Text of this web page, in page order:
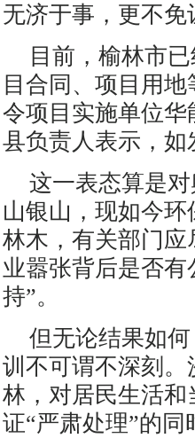
无济于事，更不
目前，榆林市
目合同、项目用
令项目实施单位
县负责人表示，
这一表态算是
山银山，现如今
林木，有关部门
业嚣张背后是否
持”。
但无论结果如
训不可谓不深刻
林，对居民生活
证“严肃处理”的